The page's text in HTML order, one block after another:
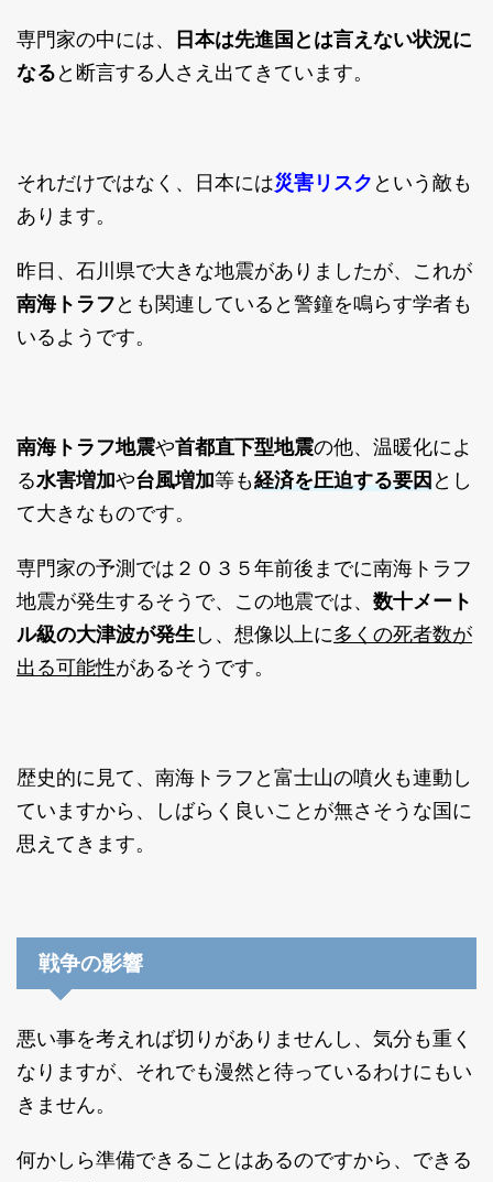
専門家の中には、
日本は先進国とは言えない状況に
なる と断言する人さえ出てきています。
それだけではなく、日本には災害リスク という敵も
あります。
昨日、石川県で大きな地震がありましたが、これが
南海トラフ とも関連していると警鐘を鳴らす学者も
いるようです。
南海トラフ地震や首都直下型地震の他、温暖化によ
る水害増加や台風増加等も経済を圧迫する要因 とし
て大きなものです。
専門家の予測では２０３５年前後までに南海トラフ
地震が発生するそうで、この地震では、 数十メート
ル級の大津波が発生 し、想像以上に多くの死者数が
出る可能性があるそうです。
歴史的に見て、南海トラフと富士山の噴火も連動し
ていますから、しばらく良いことが無さそうな国に
思えてきます。
戦争の影響
悪い事を考えれば切りがありませんし、気分も重く
なりますが、それでも漫然と待っているわけにもい
きません。
何かしら準備できることはあるのですから、できる